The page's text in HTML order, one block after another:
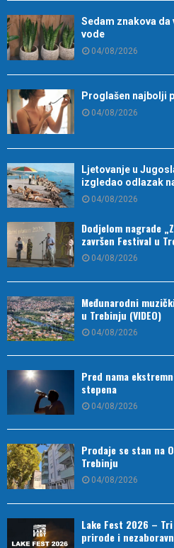
Sedam znakova
vode
04/08/2026
Proglašen najbolji
04/08/2026
Ljetovanje u
izgledao odlazak
04/08/2026
Dodjelom nagrade
završen Festival u
04/08/2026
Međunarodni
u Trebinju (VIDEO)
04/08/2026
Pred nama
stepena
04/08/2026
Prodaje se stan na
Trebinju
04/08/2026
Lake Fest 2026 –
prirode i